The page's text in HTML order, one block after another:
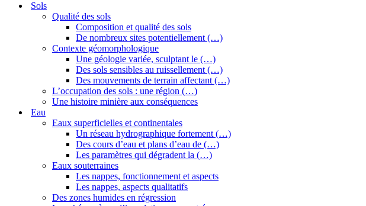
Sols
Qualité des sols
Composition et qualité des sols
De nombreux sites potentiellement (…)
Contexte géomorphologique
Une géologie variée, sculptant le (…)
Des sols sensibles au ruissellement (…)
Des mouvements de terrain affectant (…)
L’occupation des sols : une région (…)
Une histoire minière aux conséquences
Eau
Eaux superficielles et continentales
Un réseau hydrographique fortement (…)
Des cours d’eau et plans d’eau de (…)
Les paramètres qui dégradent la (…)
Eaux souterraines
Les nappes, fonctionnement et aspects
Les nappes, aspects qualitatifs
Des zones humides en régression